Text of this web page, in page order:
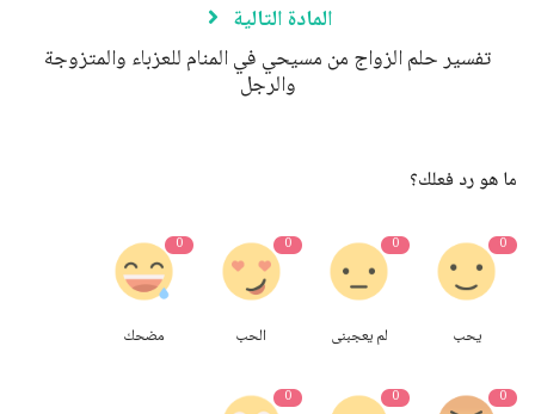
المادة التالية
تفسير حلم الزواج من مسيحي في المنام للعزباء والمتزوجة
والرجل
ما هو رد فعلك؟
0
يحب
0
لم يعجبنى
0
الحب
0
مضحك
0
0
0